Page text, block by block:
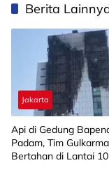
Berita
Jakarta
Api di Gedung
Padam, Tim
Bertahan di Lantai